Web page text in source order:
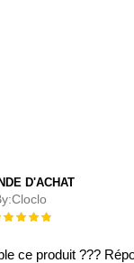
D'ACHAT
Cloclo
:
ce produit ???